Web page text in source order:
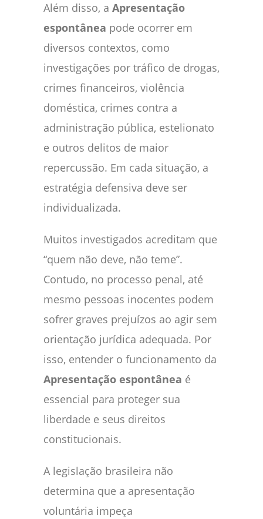
Além disso, a Apresentação
espontânea pode ocorrer em
diversos contextos, como
investigações por tráfico de drogas,
crimes financeiros, violência
doméstica, crimes contra a
administração pública, estelionato
e outros delitos de maior
repercussão. Em cada situação, a
estratégia defensiva deve ser
individualizada.
Muitos investigados acreditam que
“quem não deve, não teme”.
Contudo, no processo penal, até
mesmo pessoas inocentes podem
sofrer graves prejuízos ao agir sem
orientação jurídica adequada. Por
isso, entender o funcionamento da
Apresentação espontânea é
essencial para proteger sua
liberdade e seus direitos
constitucionais.
A legislação brasileira não
determina que a apresentação
voluntária impeça